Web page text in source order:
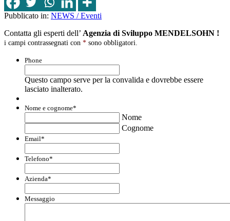
Pubblicato in: NEWS / Eventi
Contatta gli esperti dell’ Agenzia di Sviluppo MENDELSOHN !
i campi contrassegnati con * sono obbligatori.
Phone
Questo campo serve per la convalida e dovrebbe essere
lasciato inalterato.
Nome e cognome*
Nome
Cognome
Email*
Telefono*
Azienda*
Messaggio